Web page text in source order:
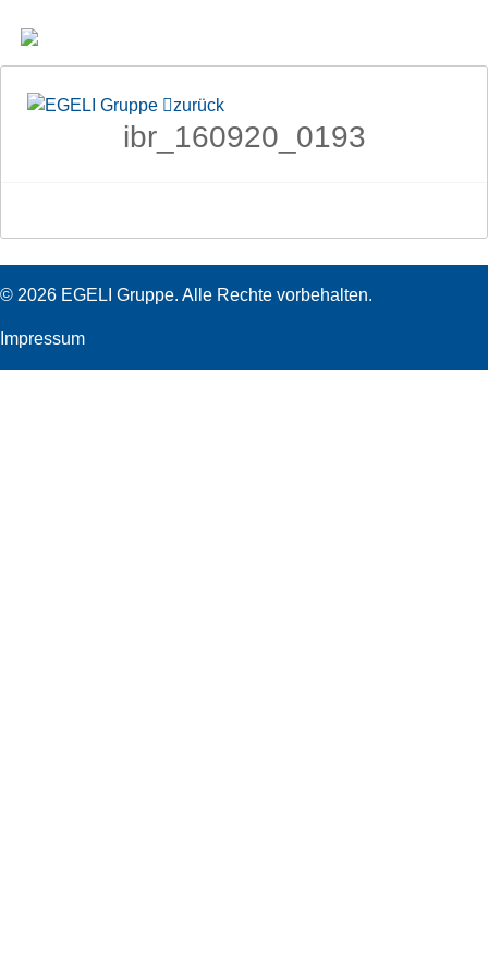
zurück
ibr_160920_0193
© 2026 EGELI Gruppe. Alle Rechte vorbehalten.
Impressum